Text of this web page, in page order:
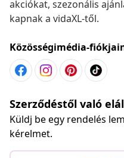
akciókat, szezonális
kapnak a vidaXL-től.
Közösségimédia-
Szerződéstől való
Küldj be egy rendelés
kérelmet.